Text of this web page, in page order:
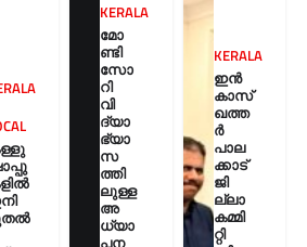
KERALA
മോ
ണ്ടി
സോ
റി
വി
ദ്യാ
ഭ്യാ
സ
ത്തി
ലുള്ള
അ
ധ്യാ
പന
KERALA
ഇൻ
കാസ്
ഖത്ത
ർ
പാല
ക്കാട്
ജി
ല്ലാ
കമ്മി
റ്റി